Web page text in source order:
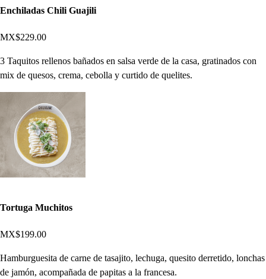
Enchiladas Chili Guajili
MX$229.00
3 Taquitos rellenos bañados en salsa verde de la casa, gratinados con
mix de quesos, crema, cebolla y curtido de quelites.
Tortuga Muchitos
MX$199.00
Hamburguesita de carne de tasajito, lechuga, quesito derretido, lonchas
de jamón, acompañada de papitas a la francesa.